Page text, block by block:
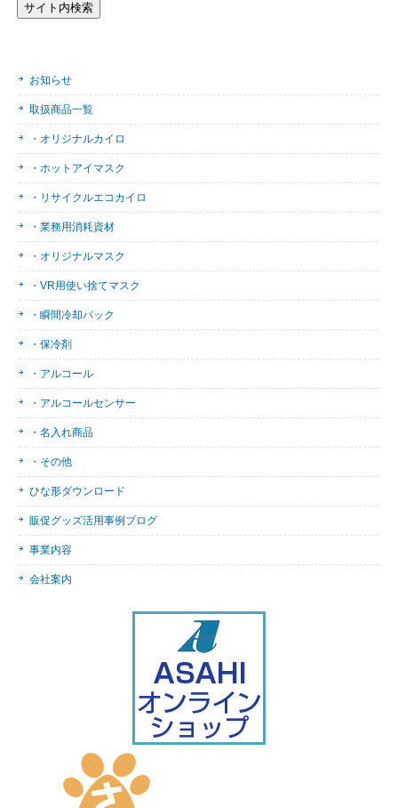
お知らせ
取扱商品一覧
・オリジナルカイロ
・ホットアイマスク
・リサイクルエコカイロ
・業務用消耗資材
・オリジナルマスク
・VR用使い捨てマスク
・瞬間冷却パック
・保冷剤
・アルコール
・アルコールセンサー
・名入れ商品
・その他
ひな形ダウンロード
販促グッズ活用事例ブログ
事業内容
会社案内